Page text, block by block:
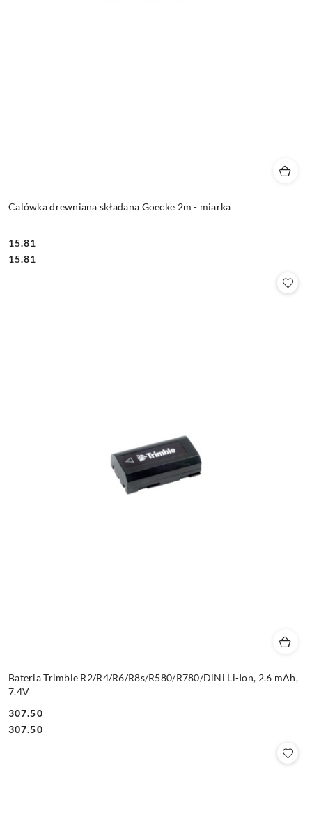
Calówka drewniana składana Goecke 2m - miarka
Cena:
15.81
Cena:
15.81
Bateria Trimble R2/R4/R6/R8s/R580/R780/DiNi Li-Ion, 2.6 mAh,
7.4V
Cena:
307.50
Cena:
307.50